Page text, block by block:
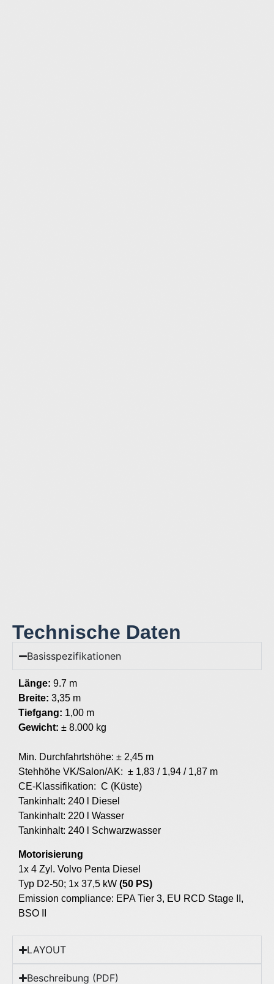
Technische Daten
Basisspezifikationen
Länge: 9.7 m
Breite: 3,35 m
Tiefgang: 1,00 m
Gewicht: ± 8.000 kg
Min. Durchfahrtshöhe: ± 2,45 m
Stehhöhe VK/Salon/AK: ± 1,83 / 1,94 / 1,87 m
CE-Klassifikation: C (Küste)
Tankinhalt: 240 l Diesel
Tankinhalt: 220 l Wasser
Tankinhalt: 240 l Schwarzwasser
Motorisierung
1x 4 Zyl. Volvo Penta Diesel
Typ D2-50; 1x 37,5 kW (50 PS)
Emission compliance: EPA Tier 3, EU RCD Stage II,
BSO II
LAYOUT
Beschreibung (PDF)